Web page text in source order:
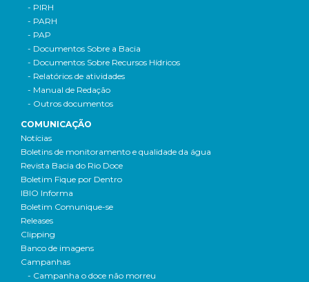
- PIRH
- PARH
- PAP
- Documentos Sobre a Bacia
- Documentos Sobre Recursos Hídricos
- Relatórios de atividades
- Manual de Redação
- Outros documentos
COMUNICAÇÃO
Notícias
Boletins de monitoramento e qualidade da água
Revista Bacia do Rio Doce
Boletim Fique por Dentro
IBIO Informa
Boletim Comunique-se
Releases
Clipping
Banco de imagens
Campanhas
- Campanha o doce não morreu